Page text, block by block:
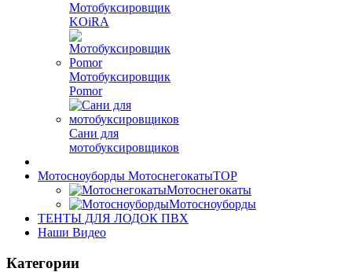
Мотобуксировщик
KOiRA
Мотобуксировщик
Pomor
Сани для
мотобуксировщиков
Мотосноуборды МотоснегокатыTOP
Мотоснегокаты
Мотосноуборды
ТЕНТЫ ДЛЯ ЛОДОК ПВХ
Наши Видео
Категории